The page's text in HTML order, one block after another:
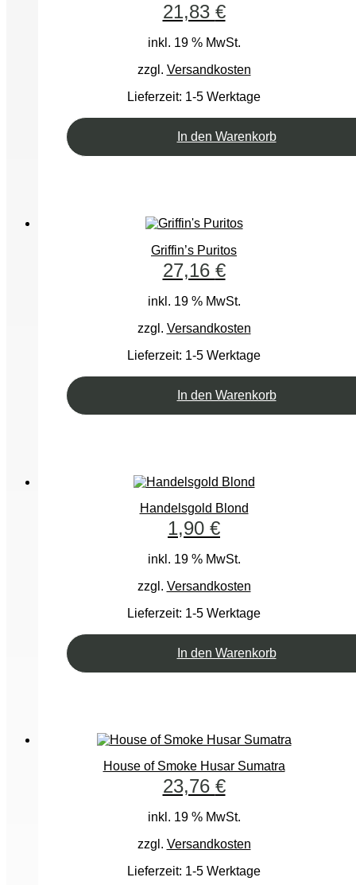
21,83 €
inkl. 19 % MwSt.
zzgl. Versandkosten
Lieferzeit: 1-5 Werktage
In den Warenkorb
Griffin’s Puritos
27,16 €
inkl. 19 % MwSt.
zzgl. Versandkosten
Lieferzeit: 1-5 Werktage
In den Warenkorb
Handelsgold Blond
1,90 €
inkl. 19 % MwSt.
zzgl. Versandkosten
Lieferzeit: 1-5 Werktage
In den Warenkorb
House of Smoke Husar Sumatra
23,76 €
inkl. 19 % MwSt.
zzgl. Versandkosten
Lieferzeit: 1-5 Werktage